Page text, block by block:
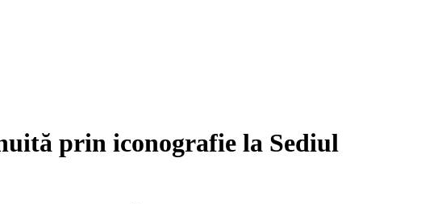
prin iconografie la Sediul